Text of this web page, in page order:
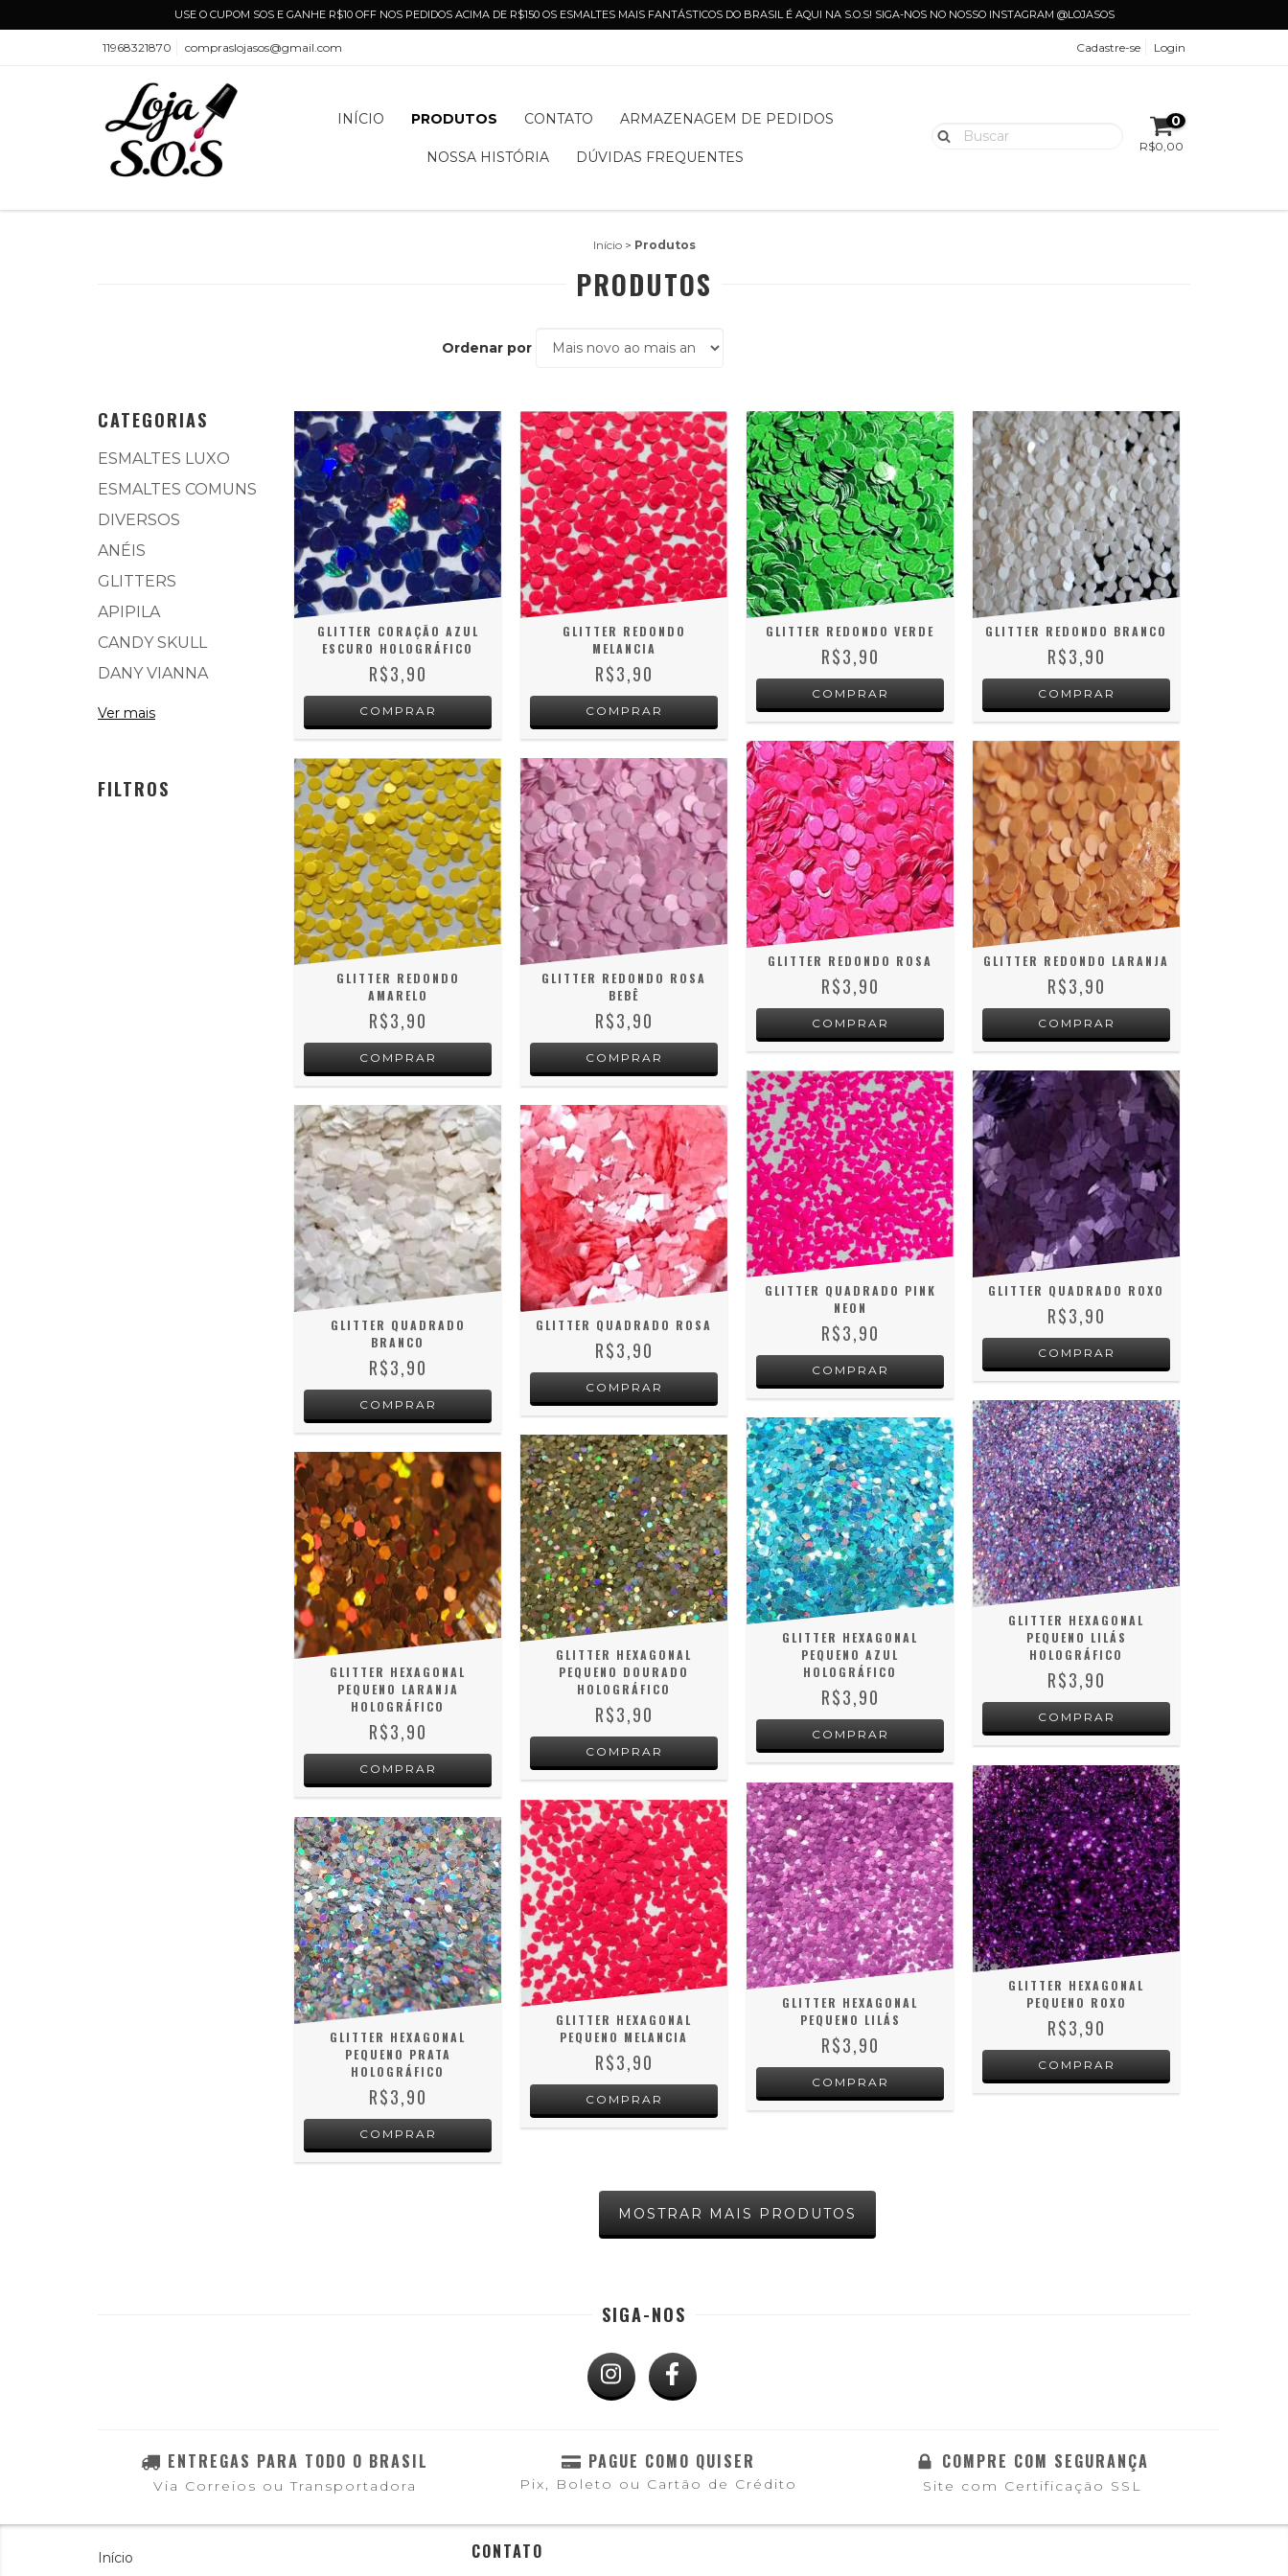
USE O CUPOM SOS E GANHE R$10 OFF NOS PEDIDOS ACIMA DE R$150 OS ESMALTES MAIS FANTÁSTICOS DO BRASIL É AQUI NA S.O.S! SIGA-NOS NO NOSSO INSTAGRAM @LOJASOS
11968321870 compraslojasos@gmail.com Cadastre-se Login
INÍCIO PRODUTOS CONTATO ARMAZENAGEM DE PEDIDOS
NOSSA HISTÓRIA DÚVIDAS FREQUENTES
0
R$0,00
Início > Produtos
PRODUTOS
Ordenar por
CATEGORIAS
ESMALTES LUXO
ESMALTES COMUNS
DIVERSOS
ANÉIS
GLITTERS
APIPILA
CANDY SKULL
DANY VIANNA
Ver mais
FILTROS
GLITTER CORAÇÃO AZUL
ESCURO HOLOGRÁFICO
R$3,90
GLITTER REDONDO
MELANCIA
R$3,90
GLITTER REDONDO VERDE
R$3,90
GLITTER REDONDO BRANCO
R$3,90
GLITTER REDONDO
AMARELO
R$3,90
GLITTER REDONDO ROSA
BEBÊ
R$3,90
GLITTER REDONDO ROSA
R$3,90
GLITTER REDONDO LARANJA
R$3,90
GLITTER QUADRADO
BRANCO
R$3,90
GLITTER QUADRADO ROSA
R$3,90
GLITTER QUADRADO PINK
NEON
R$3,90
GLITTER QUADRADO ROXO
R$3,90
GLITTER HEXAGONAL
PEQUENO LARANJA
HOLOGRÁFICO
R$3,90
GLITTER HEXAGONAL
PEQUENO DOURADO
HOLOGRÁFICO
R$3,90
GLITTER HEXAGONAL
PEQUENO AZUL
HOLOGRÁFICO
R$3,90
GLITTER HEXAGONAL
PEQUENO LILÁS
HOLOGRÁFICO
R$3,90
GLITTER HEXAGONAL
PEQUENO PRATA
HOLOGRÁFICO
R$3,90
GLITTER HEXAGONAL
PEQUENO MELANCIA
R$3,90
GLITTER HEXAGONAL
PEQUENO LILÁS
R$3,90
GLITTER HEXAGONAL
PEQUENO ROXO
R$3,90
MOSTRAR MAIS PRODUTOS
SIGA-NOS
ENTREGAS PARA TODO O BRASIL
Via Correios ou Transportadora
PAGUE COMO QUISER
Pix, Boleto ou Cartão de Crédito
COMPRE COM SEGURANÇA
Site com Certificação SSL
Início
CONTATO